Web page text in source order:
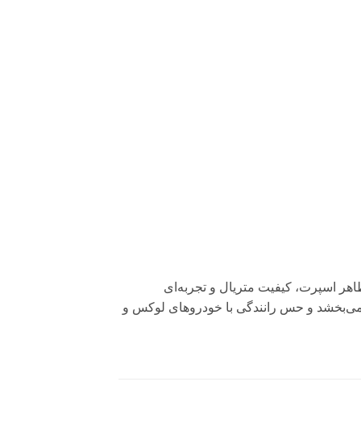
اسپرت، کیفیت متریال و تجربه‌ای
و حس رانندگی با خودروهای لوکس و